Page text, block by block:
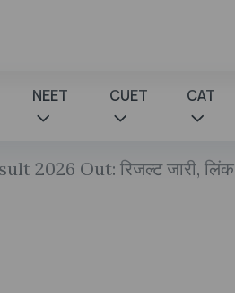
NEET CUET CAT
2026 Out: रिजल्ट जारी, लिंक